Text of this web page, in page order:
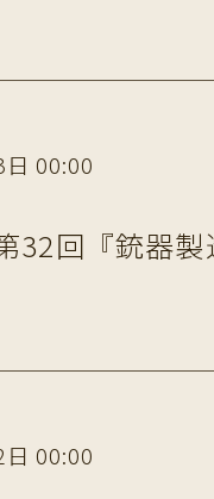
00:00
32回『銃器
00:00